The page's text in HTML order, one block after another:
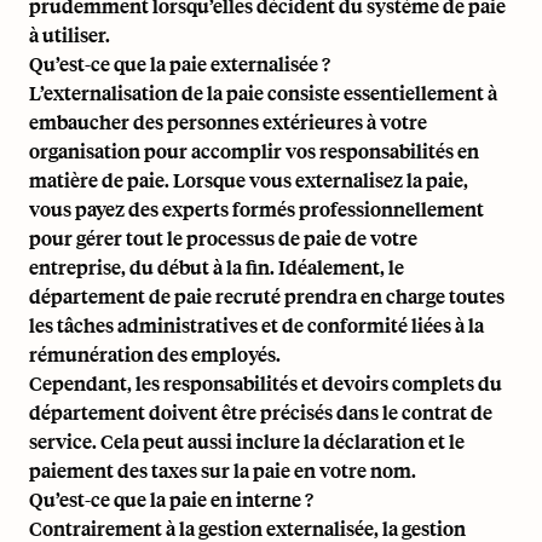
prudemment lorsqu’elles décident du système de paie
à utiliser.
Qu’est-ce que la paie externalisée ?
L’externalisation de la paie consiste essentiellement à
embaucher des personnes extérieures à votre
organisation pour accomplir vos responsabilités en
matière de paie. Lorsque vous externalisez la paie,
vous payez des experts formés professionnellement
pour gérer tout le processus de paie de votre
entreprise, du début à la fin. Idéalement, le
département de paie recruté prendra en charge toutes
les tâches administratives et de conformité liées à la
rémunération des employés.
Cependant, les responsabilités et devoirs complets du
département doivent être précisés dans lecontrat de
service. Cela peut aussi inclure la déclaration et le
paiement des taxes sur la paie en votre nom.
Qu’est-ce que la paie en interne ?
Contrairement à la gestion externalisée, la gestion